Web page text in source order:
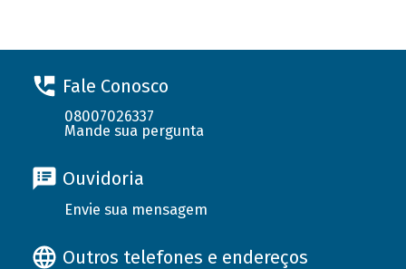
Fale Conosco
08007026337
Mande sua pergunta
Ouvidoria
Envie sua mensagem
Outros telefones e endereços